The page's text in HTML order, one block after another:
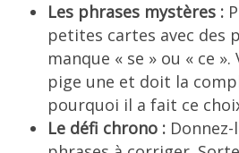
Les phrases mystères :
petites cartes avec des
manque « se » ou « ce
pige une et doit la
pourquoi il a fait ce
Le défi chrono :